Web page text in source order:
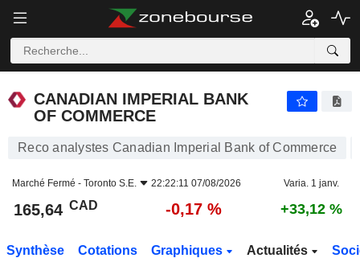
CANADIAN IMPERIAL BANK
OF COMMERCE
Reco analystes Canadian Imperial Bank of Commerce
Marché Fermé - Toronto S.E. 22:22:11 07/08/2026 Varia. 1 janv.
165,64 CAD -0,17 % +33,12 %
Synthèse Cotations Graphiques Actualités